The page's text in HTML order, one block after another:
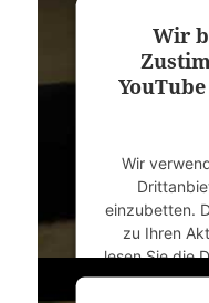
Wir
Wir
einzubetten.
zu Ihren
lesen Sie die
Sie der